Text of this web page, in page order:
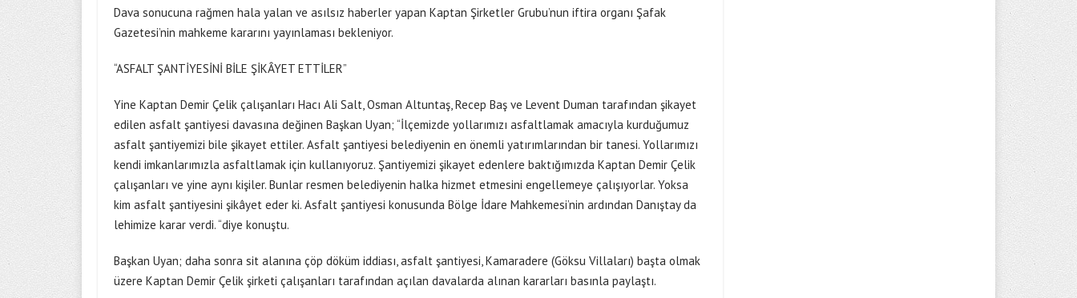
Dava sonucuna rağmen hala yalan ve asılsız haberler yapan Kaptan Şirketler Grubu’nun iftira organı Şafak
Gazetesi’nin mahkeme kararını yayınlaması bekleniyor.
“ASFALT ŞANTİYESİNİ BİLE ŞİKÂYET ETTİLER”
Yine Kaptan Demir Çelik çalışanları Hacı Ali Salt, Osman Altuntaş, Recep Baş ve Levent Duman tarafından şikayet
edilen asfalt şantiyesi davasına değinen Başkan Uyan; “İlçemizde yollarımızı asfaltlamak amacıyla kurduğumuz
asfalt şantiyemizi bile şikayet ettiler. Asfalt şantiyesi belediyenin en önemli yatırımlarından bir tanesi. Yollarımızı
kendi imkanlarımızla asfaltlamak için kullanıyoruz. Şantiyemizi şikayet edenlere baktığımızda Kaptan Demir Çelik
çalışanları ve yine aynı kişiler. Bunlar resmen belediyenin halka hizmet etmesini engellemeye çalışıyorlar. Yoksa
kim asfalt şantiyesini şikâyet eder ki. Asfalt şantiyesi konusunda Bölge İdare Mahkemesi’nin ardından Danıştay da
lehimize karar verdi. “diye konuştu.
Başkan Uyan; daha sonra sit alanına çöp döküm iddiası, asfalt şantiyesi, Kamaradere (Göksu Villaları) başta olmak
üzere Kaptan Demir Çelik şirketi çalışanları tarafından açılan davalarda alınan kararları basınla paylaştı.